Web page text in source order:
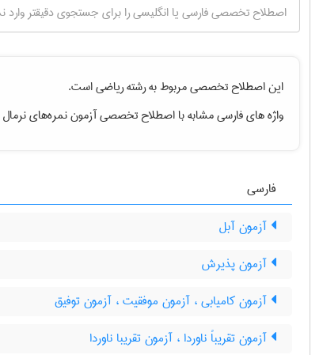
این اصطلاح تخصصی مربوط به رشتهرياضیاست.
واژه های فارسی مشابه با اصطلاح تخصصیآزمون نمره‌های نرمال
فارسی
آزمون آبل
آزمون پذیرش
آزمون کامیابی ، آزمون موفقیت ، آزمون توفیق
آزمون تقریباً ناوردا ، آزمون تقریبا ناوردا